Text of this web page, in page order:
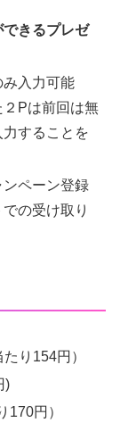
できるプレゼ
み入力可能
２Pは前回は無
することを
ペーン登録
の受け取り
り154円）
)
170円）